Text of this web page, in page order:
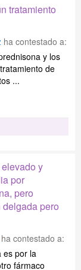
tratamiento
ha contestado a:
y los
de
...
y
por
pero
pero
ha contestado a:
es por la
fármaco